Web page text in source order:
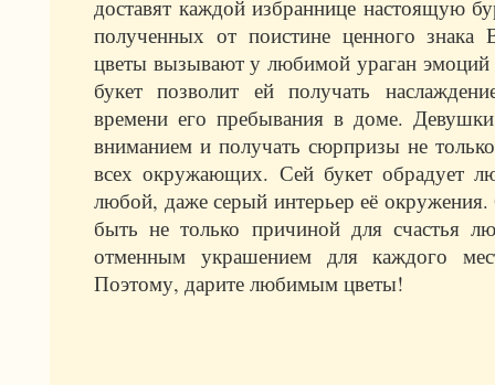
доставят каждой избраннице настоящую
полученных от поистине ценного знака
цветы вызывают у любимой ураган эмоций
букет позволит ей получать
времени его пребывания в доме.
вниманием и получать сюрпризы не
всех окружающих. Сей букет обрадует
любой, даже серый интерьер её
быть не только причиной для счастья
отменным украшением для каждого
Поэтому, дарите любимым цветы!